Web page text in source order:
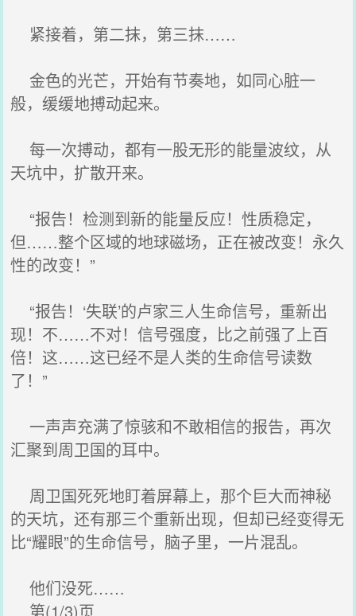
紧接着，第二抹，第三抹……
金色的光芒，开始有节奏地，如同心脏一
般，缓缓地搏动起来。
每一次搏动，都有一股无形的能量波纹，从
天坑中，扩散开来。
“报告！检测到新的能量反应！性质稳定，
但……整个区域的地球磁场，正在被改变！永久
性的改变！”
“报告！‘失联’的卢家三人生命信号，重新出
现！不……不对！信号强度，比之前强了上百
倍！这……这已经不是人类的生命信号读数
了！”
一声声充满了惊骇和不敢相信的报告，再次
汇聚到周卫国的耳中。
周卫国死死地盯着屏幕上，那个巨大而神秘
的天坑，还有那三个重新出现，但却已经变得无
比“耀眼”的生命信号，脑子里，一片混乱。
他们没死……
第(1/3)页